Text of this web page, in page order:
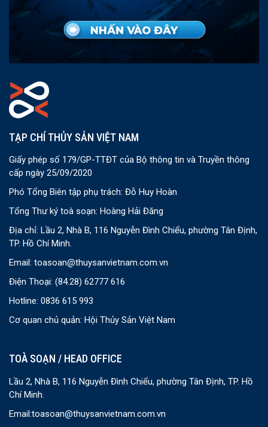
TẠP CHÍ THỦY SẢN VIỆT NAM
Giấy phép số 179/GP-TTĐT của Bộ thông tin và Truyền thông
cấp ngày 25/09/2020
Phó Tổng Biên tập phụ trách: Đỗ Huy Hoàn
Tổng Thư ký toà soạn: Hoàng Hải Đăng
Địa chỉ: Lầu 2, Nhà B, 116 Nguyễn Đình Chiểu, phường Tân Định,
TP. Hồ Chí Minh.
Email: toasoan@thuysanvietnam.com.vn
Điện Thoại: (84.28) 62777 616
Hotline: 0836 615 993
Cơ quan chủ quản: Hội Thủy Sản Việt Nam
TOÀ SOẠN / HEAD OFFICE
Lầu 2, Nhà B, 116 Nguyễn Đình Chiểu, phường Tân Định, TP. Hồ
Chí Minh.
Email:toasoan@thuysanvietnam.com.vn